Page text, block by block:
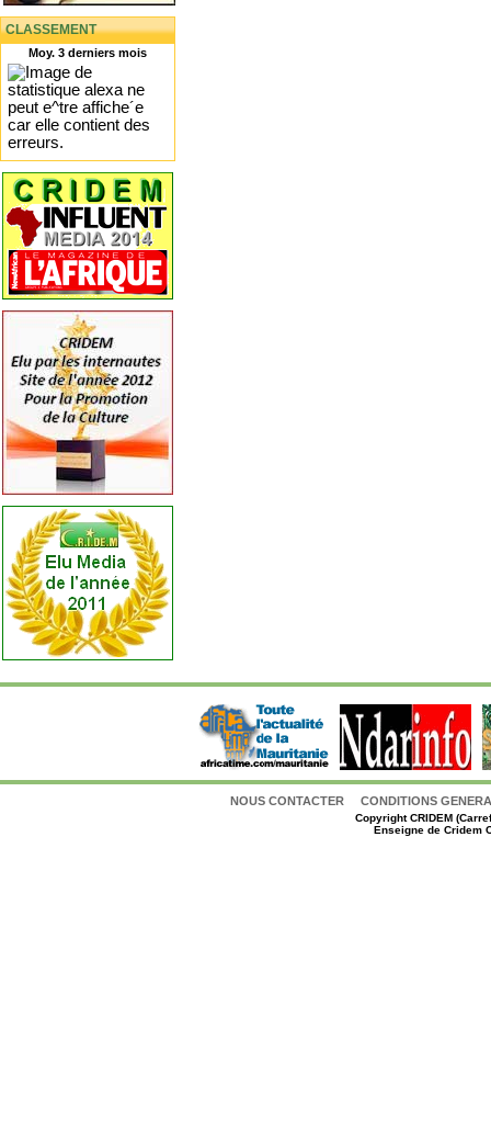
CLASSEMENT
Moy. 3 derniers mois
NOUS CONTACTER CONDITIONS
CopyrightCRIDEM
Enseigne de Cridem